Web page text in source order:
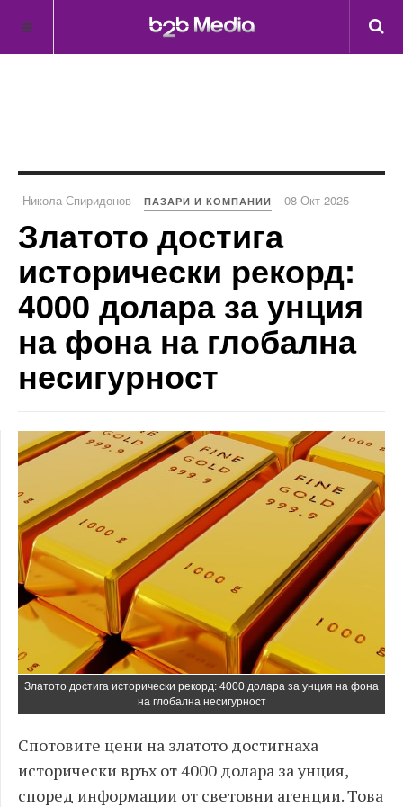
Никола Спиридонов ПАЗАРИ И КОМПАНИИ 08 Окт 2025
Златото достига
исторически рекорд:
4000 долара за унция
на фона на глобална
несигурност
Златото достига исторически рекорд: 4000 долара за унция на фона
на глобална несигурност
Спотовите цени на златото достигнаха
исторически връх от 4000 долара за унция,
според информации от световни агенции. Това